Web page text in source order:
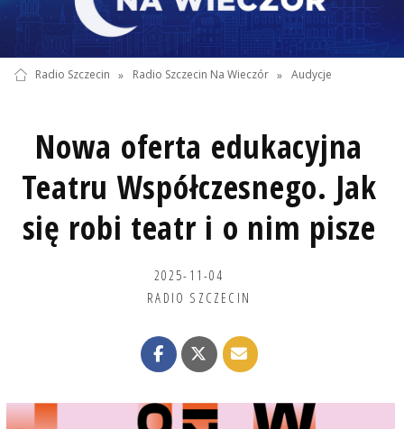
Radio Szczecin » Radio Szczecin Na Wieczór » Audycje
Nowa oferta edukacyjna
Teatru Współczesnego. Jak
się robi teatr i o nim pisze
2025-11-04
RADIO SZCZECIN